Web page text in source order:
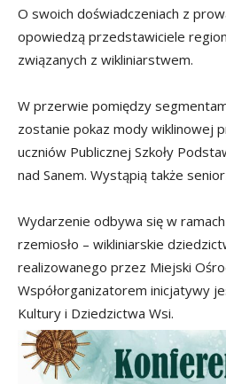
O swoich doświadczeniach z
opowiedzą przedstawiciele
związanych z wikliniarstwem.
W przerwie pomiędzy
zostanie pokaz mody wiklinowej
uczniów Publicznej Szkoły
nad Sanem. Wystąpią także
Wydarzenie odbywa się w
rzemiosło – wikliniarskie
realizowanego przez Miejski
Współorganizatorem inicjatywy
Kultury i Dziedzictwa Wsi.